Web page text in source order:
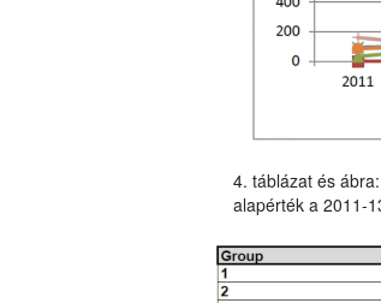
4. táblázat és
alapérték a 2011-